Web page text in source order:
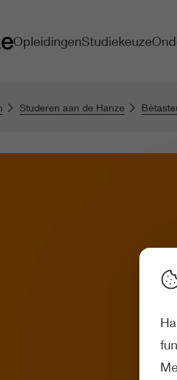
OpleidingenStudiekeuze
Studeren aan de Hanze